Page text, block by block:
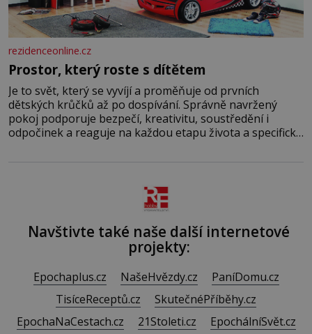
rezidenceonline.cz
Prostor, který roste s dítětem
Je to svět, který se vyvíjí a proměňuje od prvních
dětských krůčků až po dospívání. Správně navržený
pokoj podporuje bezpečí, kreativitu, soustředění i
odpočinek a reaguje na každou etapu života a specifické
Navštivte také naše další internetové
projekty:
Epochaplus.cz NašeHvězdy.cz
PaníDomu.cz
TisíceReceptů.cz
SkutečnéPříběhy.cz
EpochaNaCestach.cz
21Stoleti.cz
EpochálníSvět.cz